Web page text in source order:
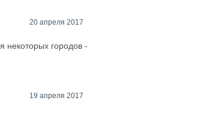
20 апреля 2017
некоторых городов -
19 апреля 2017